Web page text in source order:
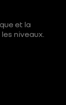
et la
niveaux.